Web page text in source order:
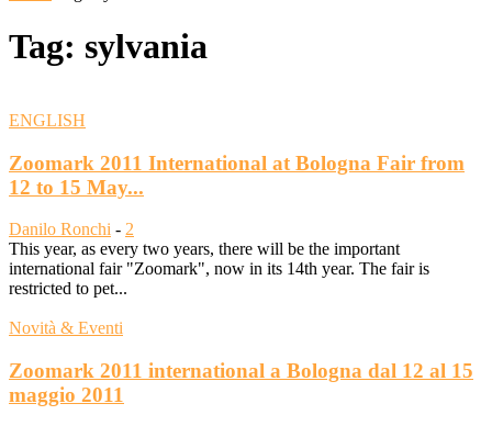
Tag: sylvania
ENGLISH
Zoomark 2011 International at Bologna Fair from
12 to 15 May...
Danilo Ronchi - 2
This year, as every two years, there will be the important
international fair "Zoomark", now in its 14th year. The fair is
restricted to pet...
Novità & Eventi
Zoomark 2011 international a Bologna dal 12 al 15
maggio 2011